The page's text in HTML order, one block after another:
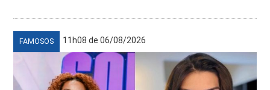
FAMOSOS 11h08 de 06/08/2026